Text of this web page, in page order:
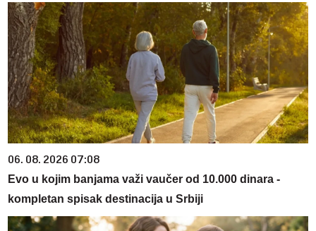
06. 08. 2026 07:08
Evo u kojim banjama važi vaučer od 10.000 dinara -
kompletan spisak destinacija u Srbiji